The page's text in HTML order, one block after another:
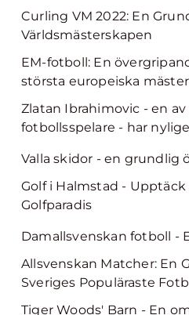
Curling VM 2022: En
Världsmästerskapen
EM-fotboll: En
största europeiska
Zlatan Ibrahimovic - en
fotbollsspelare - har
Valla skidor - en grundlig
Golf i Halmstad -
Golfparadis
Damallsvenskan fotboll -
Allsvenskan Matcher: En
Sveriges Populäraste
Tiger Woods' Barn - En